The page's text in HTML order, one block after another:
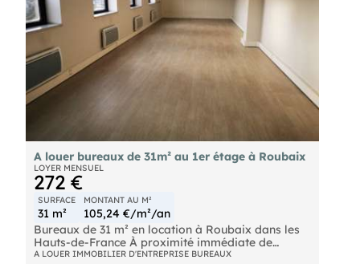
A louer bureaux de 31m² au 1er étage à Roubaix
LOYER MENSUEL
272 €
SURFACE
31 m²
MONTANT AU M²
105,24 €/m²/an
Bureaux de 31 m² en location à Roubaix dans les
Hauts-de-France À proximité immédiate de
Roubaix, dans un environnement dynamique au
A LOUER IMMOBILIER D'ENTREPRISE BUREAUX